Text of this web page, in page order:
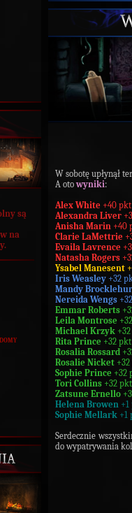
są
na
W sobotę upłynął
A otowyniki:
Alex White +40 pkt
Alexandra Liver
Anisha Marin +40
Clarie LaMettrie
Evaila Lavrence
Natasha Rogers
Ysabel Manesent
Iris Weasley +32
Mandy
Nereida Wengs
Emmar Roberts
Leila Montrose
Michael Krzyk
Rita Prince +32
Rosalia Rossard
Rosalie Nicket
Sophie Prince +32
Tori Collins +32
Zatsune Ernello
Helena Browen +1
Sophie Mellark +1
Serdecznie
do wypatrywania